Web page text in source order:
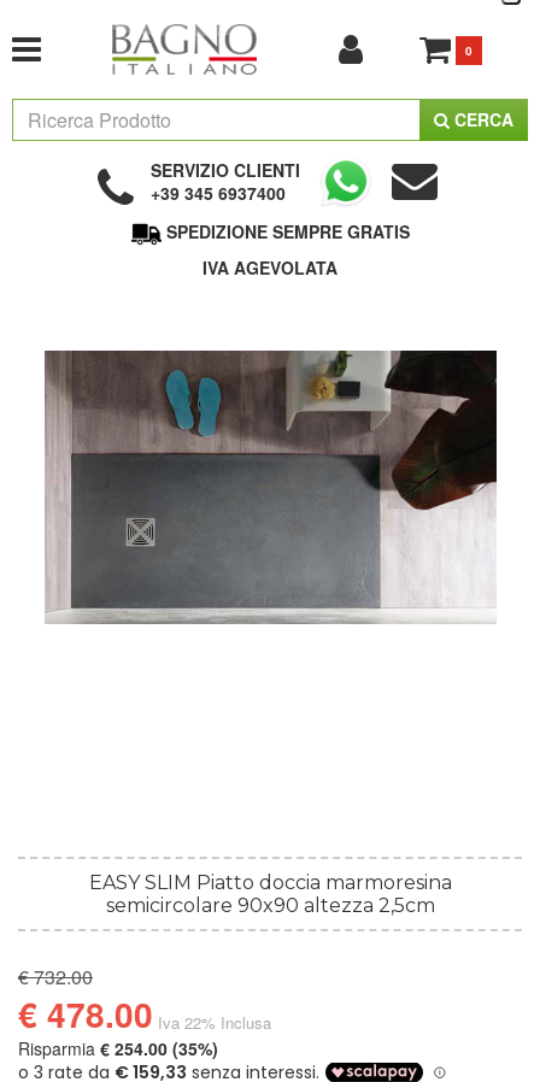
0
CERCA
SERVIZIO CLIENTI
+39 345 6937400
SPEDIZIONE SEMPRE GRATIS
IVA AGEVOLATA
EASY SLIM Piatto doccia marmoresina
semicircolare 90x90 altezza 2,5cm
€ 732.00
€ 478.00 Iva 22% Inclusa
Risparmia € 254.00 (35%)